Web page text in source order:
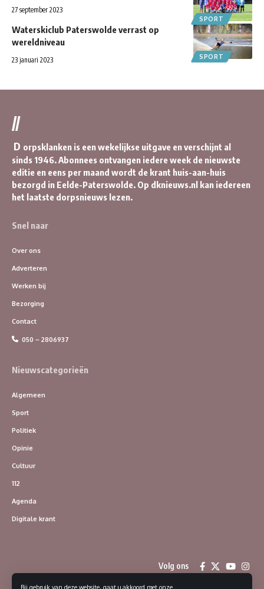
Bij gebruik van deze website, gaat u akkoord met onze
SPORT
27 september 2023
SPORT
Waterskiclub Paterswolde verrast op
wereldniveau
23 januari 2023
//
D orpsklanken is een wekelijkse uitgave en verschijnt al
sinds 1946. Abonnees ontvangen iedere week de nieuwste
editie en eens per maand wordt de krant huis-aan-huis
bezorgd in Eelde-Paterswolde. Op dknieuws.nl kan iedereen
het laatste dorpsnieuws lezen.
Snel naar
Over ons
Adverteren
Werken bij
Bezorging
Contact
050 – 2806937
Nieuwscategorieën
Algemeen
Sport
Politiek
Opinie
Cultuur
112
Agenda
Digitale krant
Volg ons